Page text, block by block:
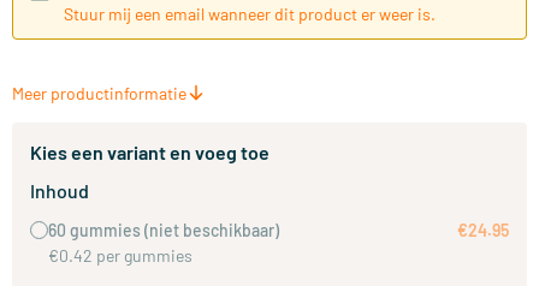
Stuur mij een email wanneer dit product er weer is.
Meer productinformatie
Kies een variant en voeg toe
Inhoud
60 gummies (niet beschikbaar)
€0.42 per gummies
€24.95